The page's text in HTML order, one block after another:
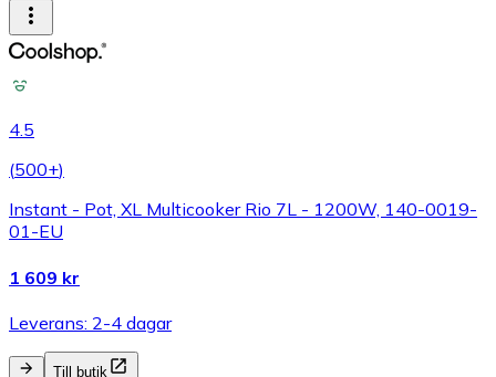
4.5
(500+)
Instant - Pot, XL Multicooker Rio 7L - 1200W, 140-0019-
01-EU
1 609 kr
Leverans: 2-4 dagar
Till butik